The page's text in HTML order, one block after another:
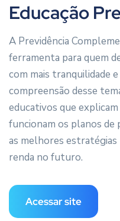
Educação
A Previdência
ferramenta para quem
com mais tranquilidade
compreensão desse
educativos que
funcionam os planos de
as melhores
renda no futuro.
Acessar site